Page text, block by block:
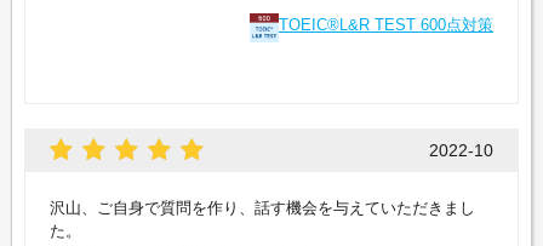
TOEIC®L&R TEST 600点対策
2022-10
沢山、ご自身で質問を作り、話す機会を与えていただきまし
た。